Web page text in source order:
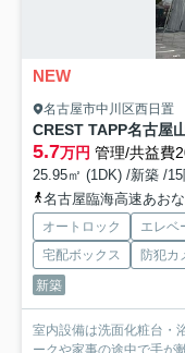
NEW
名古屋市中川区西日置
CREST TAPP名古屋
5.7万円 管理/共益費
25.95㎡ (1DK) /新築 /15
名古屋臨海高速あお
オートロック エレベ
宅配ボックス
防犯カ
新築
室内設備は洗面化粧台・
ークや家事の途中で手が